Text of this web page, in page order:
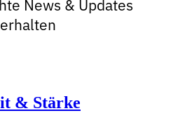
News & Updates
erhalten
& Stärke